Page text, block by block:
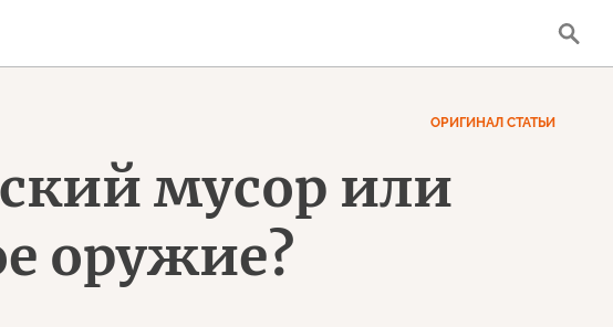
ОРИГИНАЛ СТАТЬИ
мусор или
оружие?